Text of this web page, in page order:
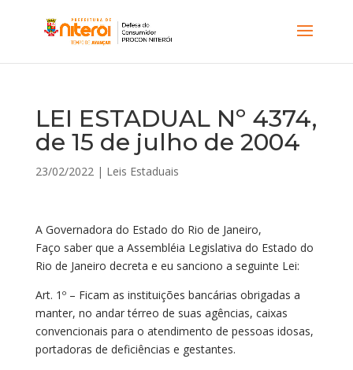
LEI ESTADUAL Nº 4374,
de 15 de julho de 2004
23/02/2022| Leis Estaduais
A Governadora do Estado do Rio de Janeiro,
Faço saber que a Assembléia Legislativa do Estado do
Rio de Janeiro decreta e eu sanciono a seguinte Lei:
Art. 1º – Ficam as instituições bancárias obrigadas a
manter, no andar térreo de suas agências, caixas
convencionais para o atendimento de pessoas idosas,
portadoras de deficiências e gestantes.